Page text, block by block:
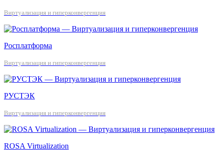
Виртуализация и гиперконвергенция
Росплатформа
Виртуализация и гиперконвергенция
РУСТЭК
Виртуализация и гиперконвергенция
ROSA Virtualization